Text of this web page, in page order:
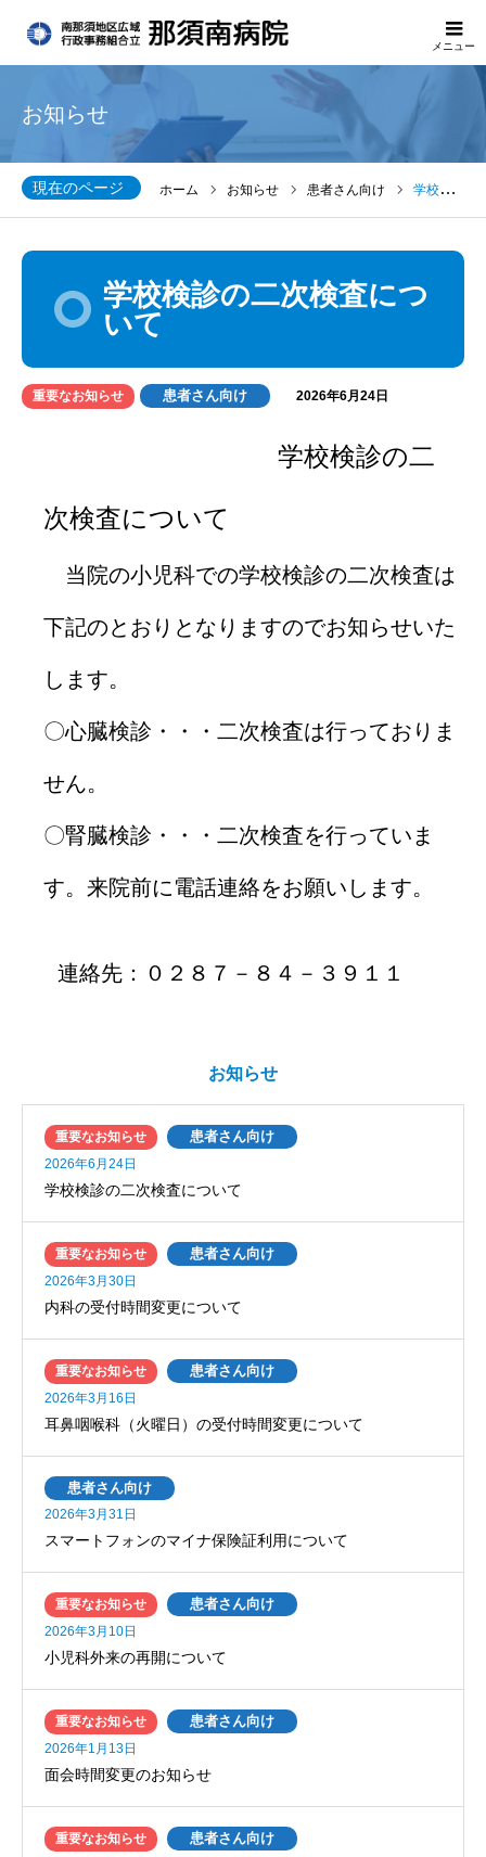
メニュー
お知らせ
現在のページ ホーム お知らせ 患者さん向け 学校検診の二次検査について
学校検診の二次検査につ
いて
重要なお知らせ 患者さん向け 2026年6月24日
学校検診の二
次検査について
当院の小児科での学校検診の二次検査は
下記のとおりとなりますのでお知らせいた
します。
〇心臓検診・・・二次検査は行っておりま
せん。
〇腎臓検診・・・二次検査を行っていま
す。来院前に電話連絡をお願いします。
連絡先：０２８７－８４－３９１１
お知らせ
重要なお知らせ 患者さん向け
2026年6月24日
学校検診の二次検査について
重要なお知らせ 患者さん向け
2026年3月30日
内科の受付時間変更について
重要なお知らせ 患者さん向け
2026年3月16日
耳鼻咽喉科（火曜日）の受付時間変更について
患者さん向け
2026年3月31日
スマートフォンのマイナ保険証利用について
重要なお知らせ 患者さん向け
2026年3月10日
小児科外来の再開について
重要なお知らせ 患者さん向け
2026年1月13日
面会時間変更のお知らせ
重要なお知らせ 患者さん向け